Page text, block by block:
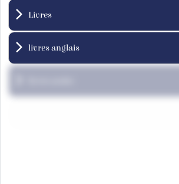
Livres
livres anglais